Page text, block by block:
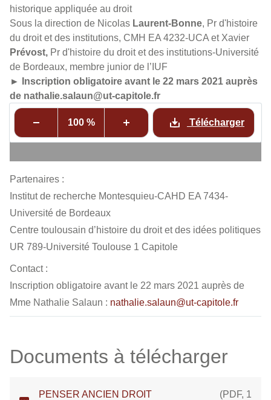
historique appliquée au droit
Sous la direction de Nicolas Laurent-Bonne, Pr d'histoire
du droit et des institutions, CMH EA 4232-UCA et Xavier
Prévost, Pr d'histoire du droit et des institutions-Université
de Bordeaux, membre junior de l’IUF
► Inscription obligatoire avant le 22 mars 2021 auprès
de nathalie.salaun@ut-capitole.fr
100 % Télécharger
Partenaires :
Institut de recherche Montesquieu-CAHD EA 7434-
Université de Bordeaux
Centre toulousain d’histoire du droit et des idées politiques
UR 789-Université Toulouse 1 Capitole
Contact :
Inscription obligatoire avant le 22 mars 2021 auprès de
Mme Nathalie Salaun : nathalie.salaun@ut-capitole.fr
Documents à télécharger
PENSER ANCIEN DROIT
(PDF, 1